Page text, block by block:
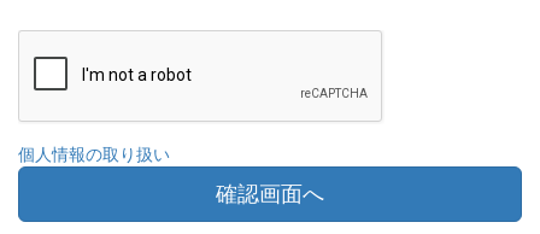
個人情報の取り扱い
確認画面へ